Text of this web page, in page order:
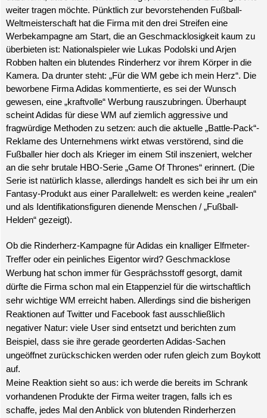
weiter tragen möchte. Pünktlich zur bevorstehenden Fußball-
Weltmeisterschaft hat die Firma mit den drei Streifen eine
Werbekampagne am Start, die an Geschmacklosigkeit kaum zu
überbieten ist: Nationalspieler wie Lukas Podolski und Arjen
Robben halten ein blutendes Rinderherz vor ihrem Körper in die
Kamera. Da drunter steht: „Für die WM gebe ich mein Herz“. Die
beworbene Firma Adidas kommentierte, es sei der Wunsch
gewesen, eine „kraftvolle“ Werbung rauszubringen. Überhaupt
scheint Adidas für diese WM auf ziemlich aggressive und
fragwürdige Methoden zu setzen: auch die aktuelle „Battle-Pack“-
Reklame des Unternehmens wirkt etwas verstörend, sind die
Fußballer hier doch als Krieger im einem Stil inszeniert, welcher
an die sehr brutale HBO-Serie „Game Of Thrones“ erinnert. (Die
Serie ist natürlich klasse, allerdings handelt es sich bei ihr um ein
Fantasy-Produkt aus einer Parallelwelt: es werden keine „realen“
und als Identifikationsfiguren dienende Menschen / „Fußball-
Helden“ gezeigt).
Ob die Rinderherz-Kampagne für Adidas ein knalliger Elfmeter-
Treffer oder ein peinliches Eigentor wird? Geschmacklose
Werbung hat schon immer für Gesprächsstoff gesorgt, damit
dürfte die Firma schon mal ein Etappenziel für die wirtschaftlich
sehr wichtige WM erreicht haben. Allerdings sind die bisherigen
Reaktionen auf Twitter und Facebook fast ausschließlich
negativer Natur: viele User sind entsetzt und berichten zum
Beispiel, dass sie ihre gerade georderten Adidas-Sachen
ungeöffnet zurückschicken werden oder rufen gleich zum Boykott
auf.
Meine Reaktion sieht so aus: ich werde die bereits im Schrank
vorhandenen Produkte der Firma weiter tragen, falls ich es
schaffe, jedes Mal den Anblick von blutenden Rinderherzen